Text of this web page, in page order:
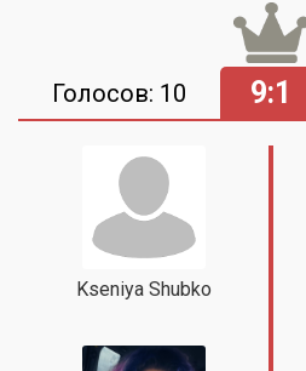
Голосов: 10 9:1
Kseniya Shubko